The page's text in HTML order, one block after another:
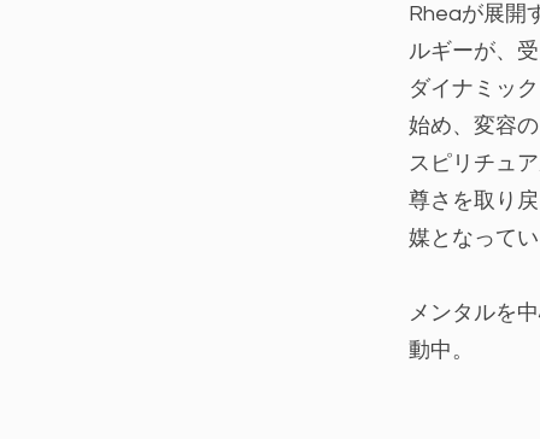
Rheaが展開
ルギーが、
ダイナミッ
始め、変容
スピリチュ
尊さを取り
媒となって
メンタルを
動中。